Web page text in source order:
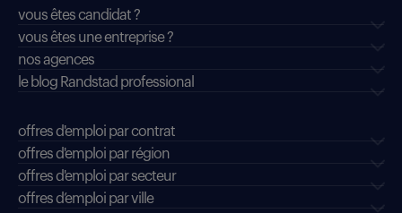
vous êtes candidat ?
vous êtes une entreprise ?
nos agences
le blog Randstad professional
offres d'emploi par contrat
offres d'emploi par région
offres d'emploi par secteur
offres d’emploi par ville